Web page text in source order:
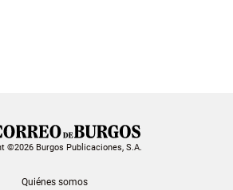
©2026 Burgos Publicaciones, S.A.
Quiénes somos